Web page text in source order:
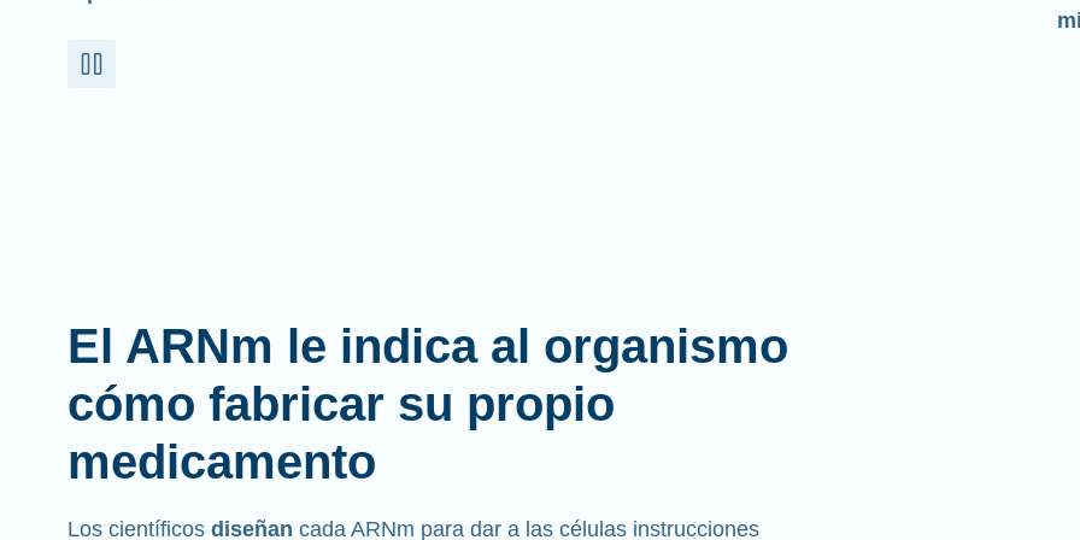
El ARNm le indica al organismo
cómo fabricar su propio
medicamento
Los científicos diseñan cada ARNm para dar a las células instrucciones